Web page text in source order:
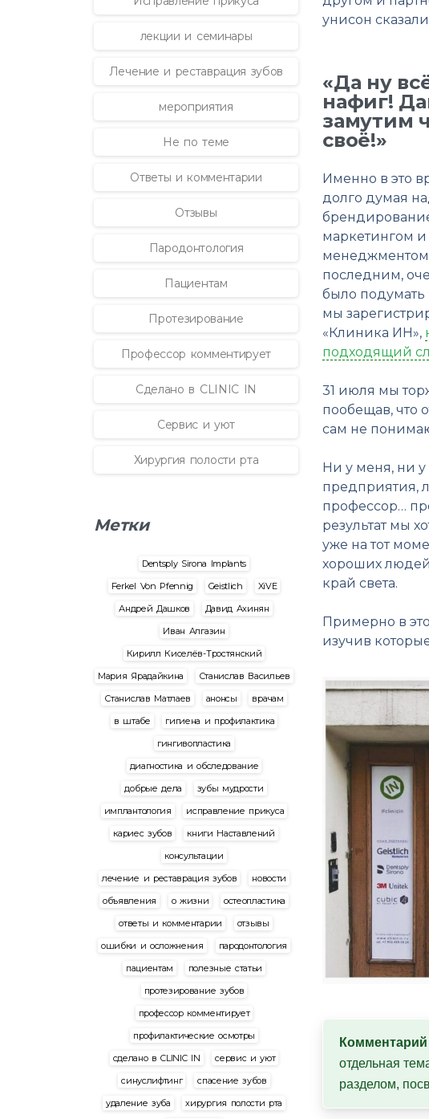
лекции и семинары
Лечение и реставрация зубов
мероприятия
Не по теме
Ответы и комментарии
Отзывы
Пародонтология
Пациентам
Протезирование
Профессор комментирует
Сделано в CLINIC IN
Сервис и уют
Хирургия полости рта
Метки
Dentsply Sirona Implants
Ferkel Von Pfennig
Geistlich
XiVE
Андрей Дашков
Давид Ахинян
Иван Алгазин
Кирилл Киселёв-Тростянский
Мария Ярадайкина
Станислав Васильев
Станислав Матлаев
анонсы
врачам
в штабе
гигиена и профилактика
гингивопластика
диагностика и обследование
добрые дела
зубы мудрости
имплантология
исправление прикуса
кариес зубов
книги Наставлений
консультации
лечение и реставрация зубов
новости
объявления
о жизни
остеопластика
ответы и комментарии
отзывы
ошибки и осложнения
пародонтология
пациентам
полезные статьи
протезирование зубов
профессор комментирует
профилактические осмотры
сделано в CLINIC IN
сервис и уют
синуслифтинг
спасение зубов
удаление зуба
хирургия полости рта
унисон
«Да ну
нафиг!
замутим
своё!»
Именно в это
долго думая
маркетингом и
последним,
было
мы
«Клиника ИН»,
подходящий
31 июля мы
пообещав, что
сам не
Ни у меня, ни у
предприятия,
профессор…
результат мы
уже на тот
хороших
край света.
Примерно в
изучив
отдельная
разделом,